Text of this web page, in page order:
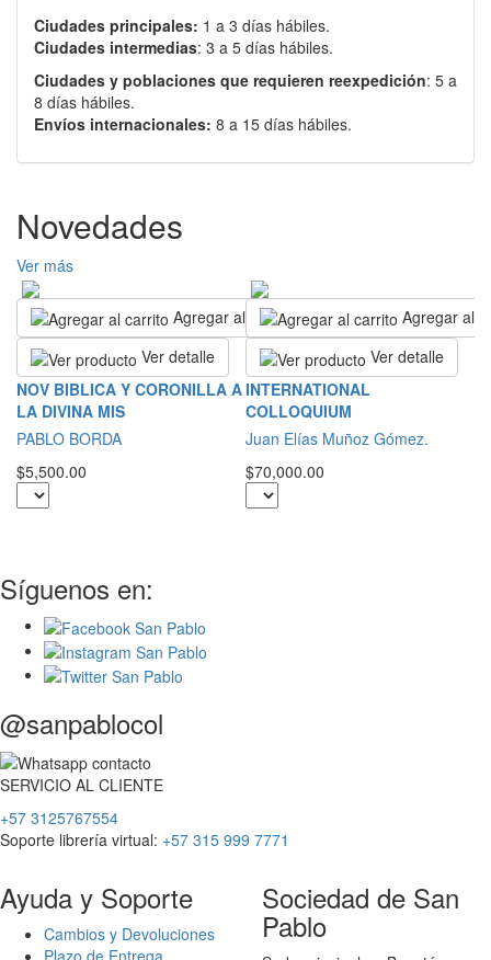
Ciudades principales: 1 a 3 días hábiles.
Ciudades intermedias: 3 a 5 días hábiles.
Ciudades y poblaciones que requieren reexpedición: 5 a
8 días hábiles.
Envíos internacionales: 8 a 15 días hábiles.
Novedades
Ver más
Agregar al carrito
Ver detalle
NOV BIBLICA Y CORONILLA A
LA DIVINA MIS
PABLO BORDA
$5,500.00
Agregar al
Ver detalle
INTERNATIONAL
COLLOQUIUM
Juan Elías Muñoz Gómez.
$70,000.00
Síguenos en:
@sanpablocol
SERVICIO AL CLIENTE
+57 3125767554
Soporte librería virtual: +57 315 999 7771
Ayuda y Soporte
Cambios y Devoluciones
Plazo de Entrega
Sociedad de San
Pablo